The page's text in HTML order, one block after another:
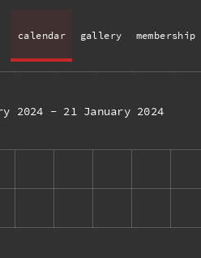
calendar gallery membership
2024 - 21 January 2024